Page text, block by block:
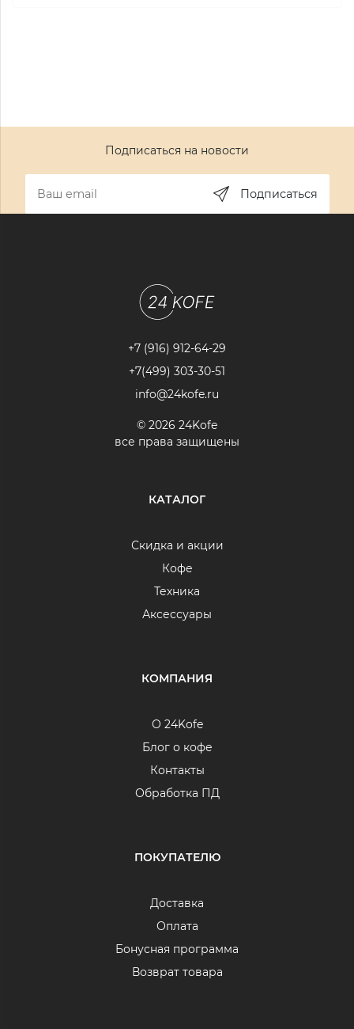
Подписаться на новости
Подписаться
+7 (916) 912-64-29
+7(499) 303-30-51
info@24kofe.ru
© 2026 24Kofe
все права защищены
КАТАЛОГ
Скидка и акции
Кофе
Техника
Аксессуары
КОМПАНИЯ
О 24Kofe
Блог о кофе
Контакты
Обработка ПД
ПОКУПАТЕЛЮ
Доставка
Оплата
Бонусная программа
Возврат товара